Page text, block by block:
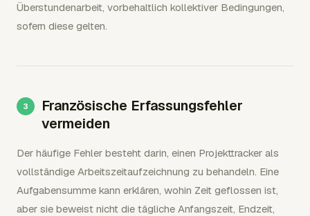
Überstundenarbeit, vorbehaltlich kollektiver Bedingungen,
sofern diese gelten.
Französische Erfassungsfehler
vermeiden
Der häufige Fehler besteht darin, einen Projekttracker als
vollständige Arbeitszeitaufzeichnung zu behandeln. Eine
Aufgabensumme kann erklären, wohin Zeit geflossen ist,
aber sie beweist nicht die tägliche Anfangszeit, Endzeit,